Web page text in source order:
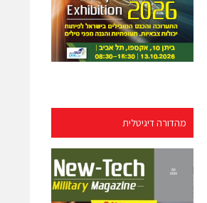
מהדורה דיגיטלית